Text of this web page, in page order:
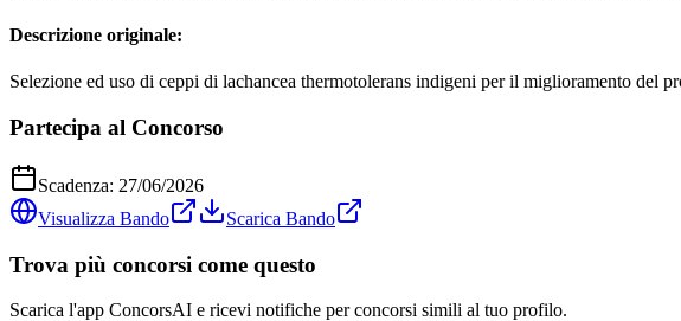
Descrizione originale:
Selezione ed uso di ceppi di lachancea thermotolerans indigeni per il miglioramento
Partecipa al Concorso
Scadenza: 27/06/2026
Visualizza Bando
Scarica Bando
Trova più concorsi come questo
Scarica l'app ConcorsAI e ricevi notifiche per concorsi simili al tuo profilo.